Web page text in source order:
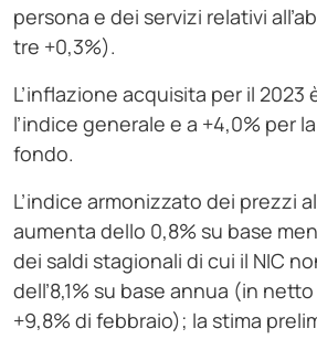
persona e dei servizi relativi
tre +0,3%).
L’inflazione acquisita per il 2023
l’indice generale e a +4,0% per
fondo.
L’indice armonizzato dei prezzi
aumenta dello 0,8% su base
dei saldi stagionali di cui il NIC
dell’8,1% su base annua (in
+9,8% di febbraio); la stima